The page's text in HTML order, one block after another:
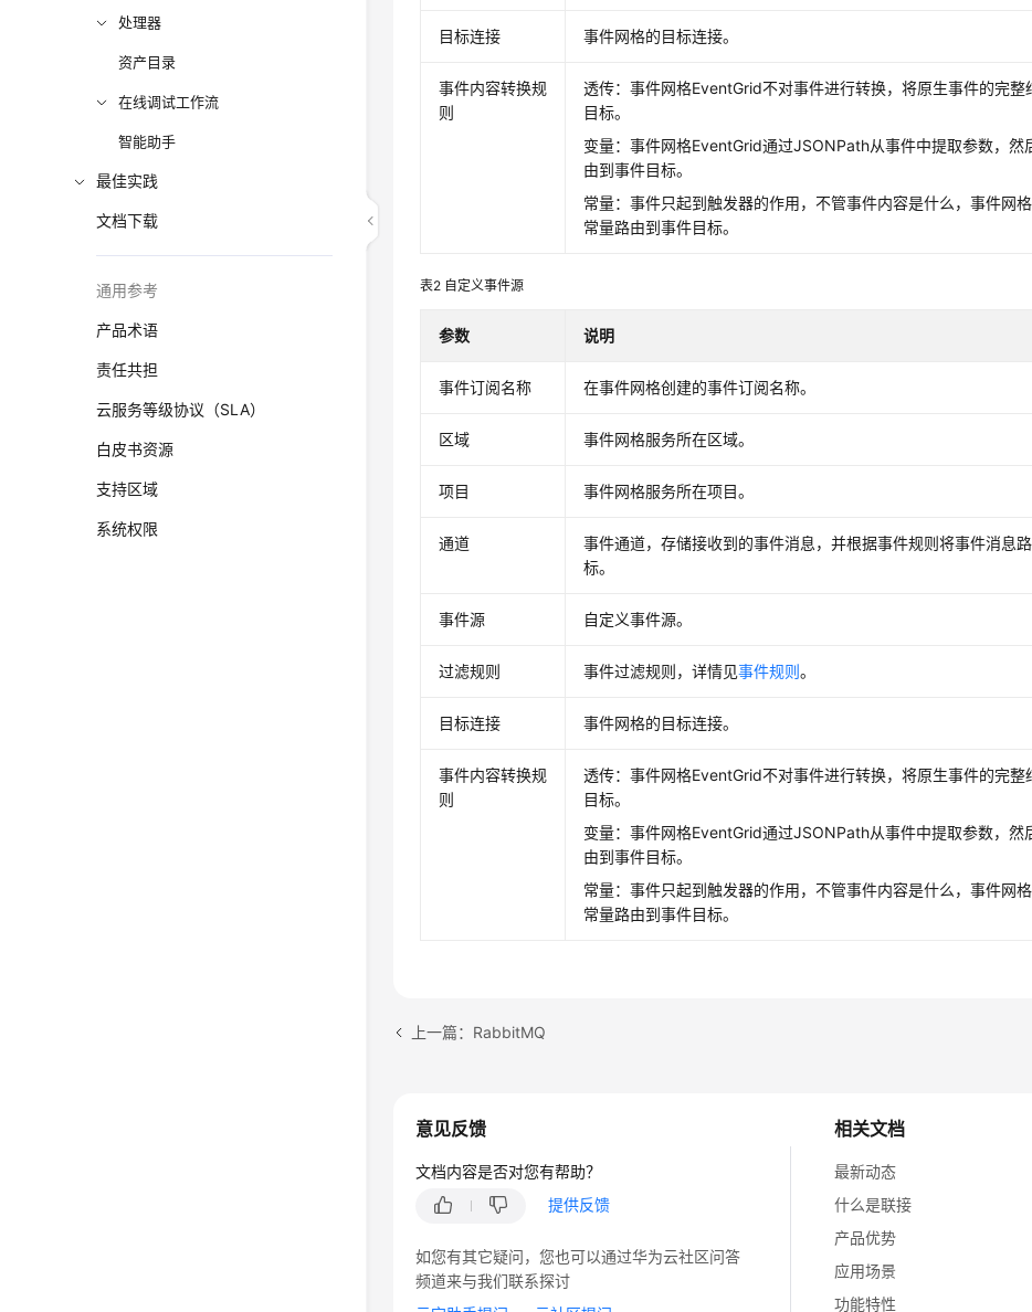
处理器
资产目录
在线调试工作流
智能助手
最佳实践
文档下载
通用参考
产品术语
责任共担
云服务等级协议（SLA）
白皮书资源
支持区域
系统权限
目标连接 事件网格的目标连接。
事件内容转换规
则
透传：事件网格EventGrid不对事件进行转换，将原生事件的完整
目标。
变量：事件网格EventGrid通过JSONPath从事件中提取参数，然
由到事件目标。
常量：事件只起到触发器的作用，不管事件内容是什么，事件网
常量路由到事件目标。
表2 自定义事件源
参数 说明
事件订阅名称 在事件网格创建的事件订阅名称。
区域 事件网格服务所在区域。
项目 事件网格服务所在项目。
通道
事件通道，存储接收到的事件消息，并根据事件规则将事件消息
标。
事件源 自定义事件源。
过滤规则 事件过滤规则，详情见事件规则。
目标连接 事件网格的目标连接。
事件内容转换规
则
透传：事件网格EventGrid不对事件进行转换，将原生事件的完整
目标。
变量：事件网格EventGrid通过JSONPath从事件中提取参数，然
由到事件目标。
常量：事件只起到触发器的作用，不管事件内容是什么，事件网
常量路由到事件目标。
上一篇：RabbitMQ
相关文档
最新动态
什么是联接
产品优势
应用场景
功能特性
意见反馈
文档内容是否对您有帮助？
提供反馈
如您有其它疑问，您也可以通过华为云社区问答
频道来与我们联系探讨